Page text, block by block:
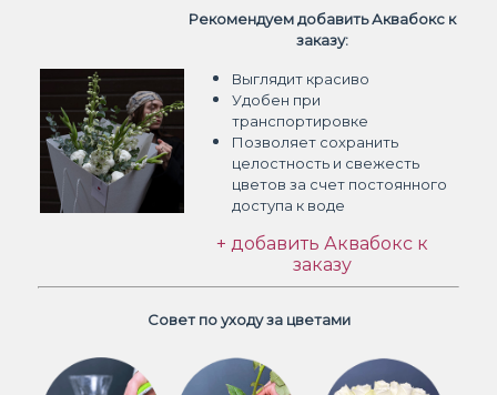
Рекомендуем добавить Аквабокс к
заказу:
Выглядит красиво
Удобен при
транспортировке
Позволяет сохранить
целостность и свежесть
цветов за счет постоянного
доступа к воде
+ добавить Аквабокс к
заказу
Совет по уходу за цветами